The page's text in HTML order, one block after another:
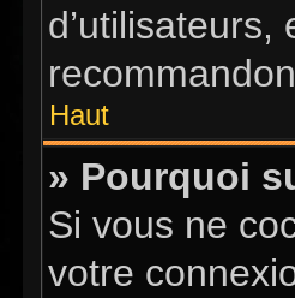
Haut
» Pourquoi
Si vous ne
votre